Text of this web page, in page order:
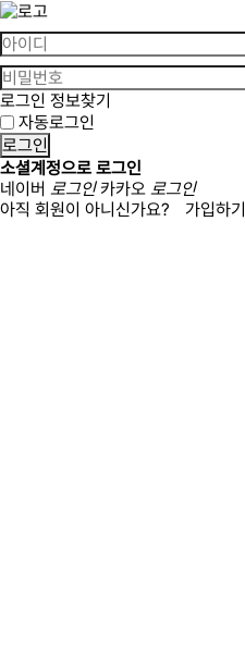
로그인 정보찾기
자동로그인
로그인
소셜계정으로 로그인
네이버 로그인 카카오 로그인
아직 회원이 아니신가요? 가입하기